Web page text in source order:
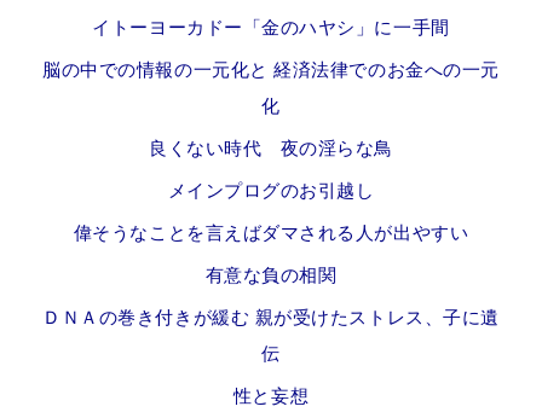
イトーヨーカドー「金のハヤシ」に一手間
脳の中での情報の一元化と 経済法律でのお金への一元
化
良くない時代 夜の淫らな鳥
メインプログのお引越し
偉そうなことを言えばダマされる人が出やすい
有意な負の相関
ＤＮＡの巻き付きが緩む 親が受けたストレス、子に遺
伝
性と妄想